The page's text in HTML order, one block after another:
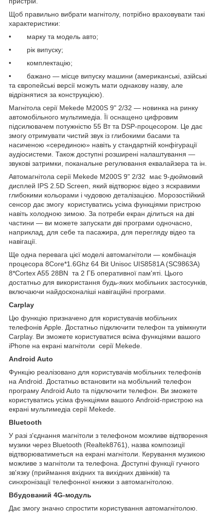
Щоб правильно вибрати магнітолу, потрібно враховувати такі
характеристики:
• марку та модель авто;
• рік випуску;
• комплектацію;
• бажано — місце випуску машини (американські, азійські
та європейські версії можуть мати однакову назву, але
відрізнятися за конструкцією).
Магнітола серії Mekede M200S 9" 2/32 — новинка на ринку
автомобільного мультимедіа. Її оснащено цифровим
підсилювачем потужністю 55 Вт та DSP-процесором. Це дає
змогу отримувати чистий звук із глибокими басами та
насиченою «серединою» навіть у стандартній конфігурації
аудіосистеми. Також доступні розширені налаштування —
звукові затримки, поканальне регулювання еквалайзера та ін.
Автомагнітола серії Mekede M200S 9" 2/32 має 9-дюймовий
дисплей IPS 2.5D Screen, який відтворює відео з яскравими
глибокими кольорами і чудовою деталізацією. Морозостійкий
сенсор дає змогу користуватись усіма функціями пристрою
навіть холодною зимою. За потреби екран ділиться на дві
частини — ви можете запускати дві програми одночасно,
наприклад, для себе та пасажира, для перегляду відео та
навігації.
Ще одна перевага цієї моделі автомагнітоли — комбінація
процесора 8Core*1.6Ghz 64 Bit Unisoc UIS8581A (SC9863A)
8*Cortex A55 28BN та 2 ГБ оперативної пам'яті. Цього
достатньо для використання будь-яких мобільних застосунків,
включаючи найдосконаліші навігаційні програми.
Carplay
Цю функцію призначено для користувачів мобільних
телефонів Apple. Достатньо підключити телефон та увімкнути
Carplay. Ви зможете користуватися всіма функціями вашого
iPhone на екрані магнітоли серії Mekede.
Android Auto
Функцію реалізовано для користувачів мобільних телефонів
на Android. Достатньо встановити на мобільний телефон
програму Android Auto та підключити телефон. Ви зможете
користуватись усіма функціями вашого Android-пристрою на
екрані мультимедіа серії Mekede.
Bluetooth
У разі з'єднання магнітоли з телефоном можливе відтворення
музики через Bluetooth (Realtek8761), назва композиції
відтворюватиметься на екрані магнітоли. Керування музикою
можливе з магнітоли та телефона. Доступні функції гучного
зв'язку (приймання вхідних та вихідних дзвінків) та
синхронізації телефонної книжки з автомагнітолою.
Вбудований 4G-модуль
Дає змогу значно спростити користування автомагнітолою.